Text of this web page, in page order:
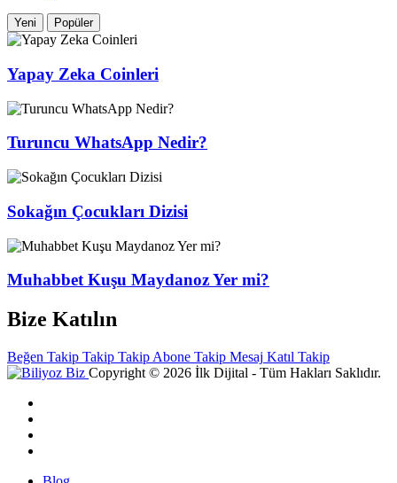
Yeni Popüler
Yapay Zeka Coinleri
Turuncu WhatsApp Nedir?
Sokağın Çocukları Dizisi
Muhabbet Kuşu Maydanoz Yer mi?
Bize Katılın
Beğen Takip Takip Takip Abone Takip Mesaj Katıl Takip
Copyright © 2026 İlk Dijital - Tüm Hakları Saklıdır.